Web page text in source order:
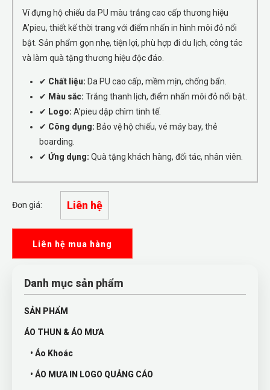
Ví đựng hộ chiếu da PU màu trắng cao cấp thương hiệu
A’pieu, thiết kế thời trang với điểm nhấn in hình môi đỏ nổi
bật. Sản phẩm gọn nhẹ, tiện lợi, phù hợp đi du lịch, công tác
và làm quà tặng thương hiệu độc đáo.
✔ Chất liệu: Da PU cao cấp, mềm mịn, chống bẩn.
✔ Màu sắc: Trắng thanh lịch, điểm nhấn môi đỏ nổi bật.
✔ Logo: A’pieu dập chìm tinh tế.
✔ Công dụng: Bảo vệ hộ chiếu, vé máy bay, thẻ
boarding.
✔ Ứng dụng: Quà tặng khách hàng, đối tác, nhân viên.
Đơn giá: Liên hệ
Liên hệ mua hàng
Danh mục sản phẩm
SẢN PHẨM
ÁO THUN & ÁO MƯA
• Áo Khoác
• ÁO MƯA IN LOGO QUẢNG CÁO